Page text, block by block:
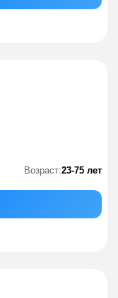
Возраст:23-75 лет